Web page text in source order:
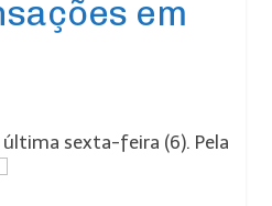
em
sexta-feira (6). Pela